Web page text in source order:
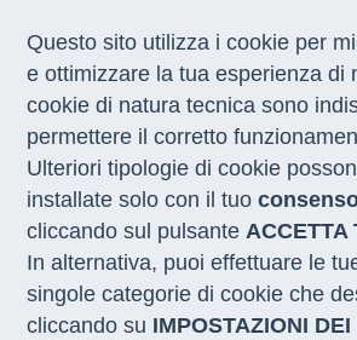
Home / Appuntamenti / recruiting sicilia
Recruiting Grimaldi
l'11 febbraio prima
presso il centro per
di Messina
Questo sito utilizza i cookie per
e ottimizzare la tua esperienza di
cookie di natura tecnica sono
permettere il corretto
Ulteriori tipologie di cookie
installate solo con il tuo
cliccando sul pulsanteACCETTA
In alternativa, puoi effettuare le
singole categorie di cookie che
cliccando su IMPOSTAZIONI DEI